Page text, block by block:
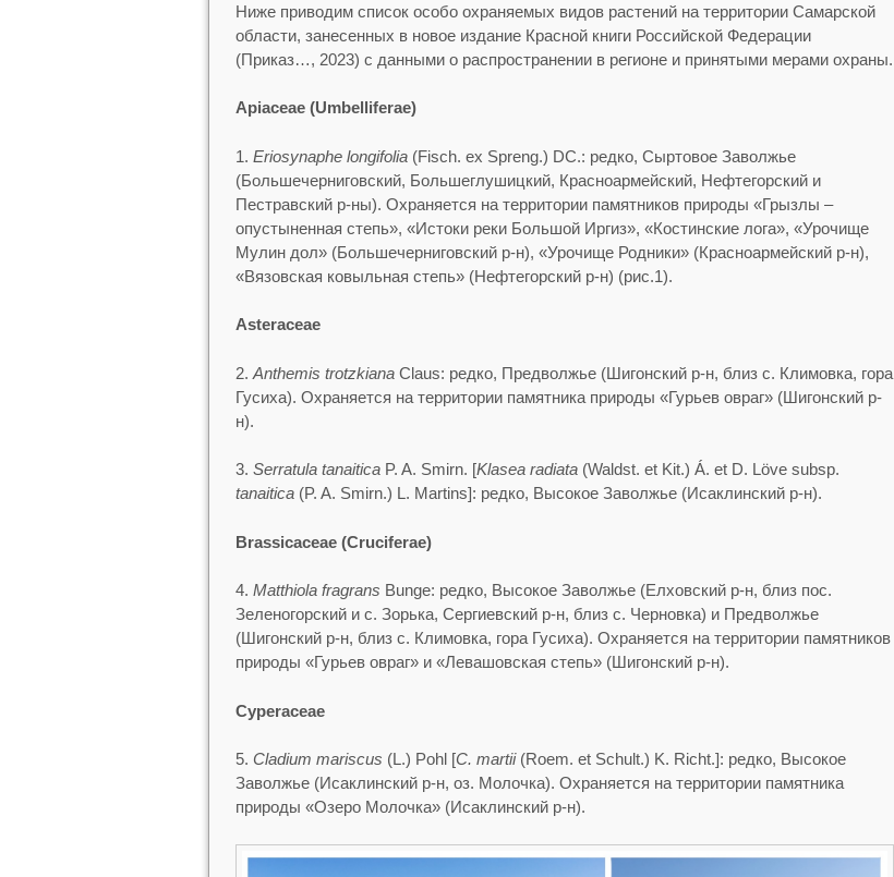
Ниже приводим список особо охраняемых видов растений на территории Самарской
области, занесенных в новое издание Красной книги Российской Федерации
(Приказ…, 2023) с данными о распространении в регионе и принятыми мерами охраны.
Apiaceae (Umbelliferae)
1. Eriosynaphe longifolia(Fisch. ex Spreng.) DC.: редко, Сыртовое Заволжье
(Большечерниговский, Большеглушицкий, Красноармейский, Нефтегорский и
Пестравский р-ны). Охраняется на территории памятников природы «Грызлы –
опустыненная степь», «Истоки реки Большой Иргиз», «Костинские лога», «Урочище
Мулин дол» (Большечерниговский р-н), «Урочище Родники» (Красноармейский р-н),
«Вязовская ковыльная степь» (Нефтегорский р-н) (рис.1).
Asteraceae
2. Anthemis trotzkianaClaus: редко, Предволжье (Шигонский р-н, близ с. Климовка, гора
Гусиха). Охраняется на территории памятника природы «Гурьев овраг» (Шигонский р-
н).
3. Serratula tanaiticaP. A. Smirn. [Klasea radiata(Waldst. et Kit.) Á. et D. Löve subsp.
tanaitica(P. A. Smirn.) L. Martins]: редко, Высокое Заволжье (Исаклинский р-н).
Brassicaceae (Cruciferae)
4. Matthiola fragrans Bunge: редко, Высокое Заволжье (Елховский р-н, близ пос.
Зеленогорский и с. Зорька, Сергиевский р-н, близ с. Черновка) и Предволжье
(Шигонский р-н, близ с. Климовка, гора Гусиха). Охраняется на территории памятников
природы «Гурьев овраг» и «Левашовская степь» (Шигонский р-н).
Cyperaceae
5. Cladium mariscus (L.) Pohl [C. martii(Roem. et Schult.) K. Richt.]: редко, Высокое
Заволжье (Исаклинский р-н, оз. Молочка). Охраняется на территории памятника
природы «Озеро Молочка» (Исаклинский р-н).